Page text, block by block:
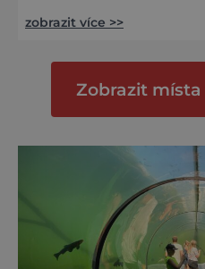
významnému
uspořádány po
stáli sv. Benedikt a
bylo rozhodnut
zobrazit více >>
Zobrazit